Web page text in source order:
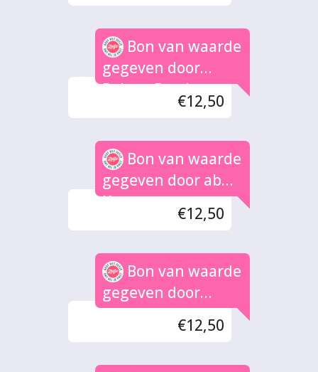
Bon van waarde
gegeven door
Robert Rood
€12,50
Bon van waarde
gegeven door ab
Kroezemann
€12,50
Bon van waarde
gegeven door
HANS LOOMAN
€12,50